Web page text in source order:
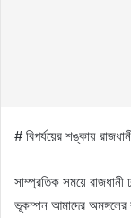
# বিপর্যয়ের শঙ্কায়
সাম্প্রতিক সময়ে রাজধানী
ভূকম্পন আমাদের অমঙ্গলের